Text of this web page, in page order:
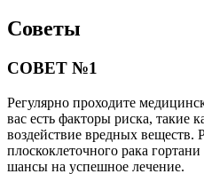
Советы
СОВЕТ №1
Регулярно проходите
вас есть факторы риска, такие
воздействие вредных веществ.
плоскоклеточного рака
шансы на успешное лечение.